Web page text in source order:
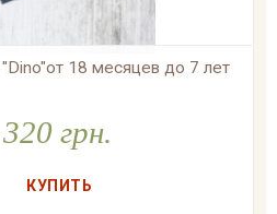
18 месяцев до 7 лет
320 грн.